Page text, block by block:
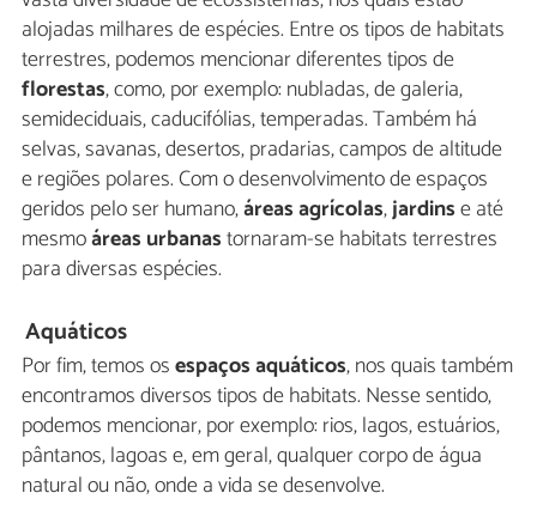
alojadas milhares de espécies. Entre os tipos de habitats
terrestres, podemos mencionar diferentes tipos de
florestas, como, por exemplo: nubladas, de galeria,
semideciduais, caducifólias, temperadas. Também há
selvas, savanas, desertos, pradarias, campos de altitude
e regiões polares. Com o desenvolvimento de espaços
geridos pelo ser humano,áreas agrícolas,jardinse até
mesmoáreas urbanastornaram-se habitats terrestres
para diversas espécies.
Aquáticos
Por fim, temos osespaços aquáticos, nos quais também
encontramos diversos tipos de habitats. Nesse sentido,
podemos mencionar, por exemplo: rios, lagos, estuários,
pântanos, lagoas e, em geral, qualquer corpo de água
natural ou não, onde a vida se desenvolve.